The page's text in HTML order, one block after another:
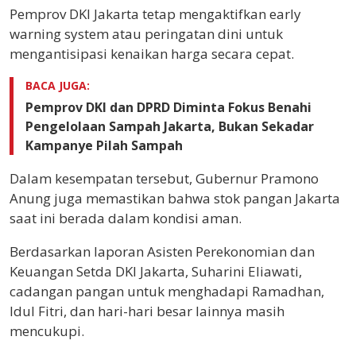
Pemprov DKI Jakarta tetap mengaktifkan early
warning system atau peringatan dini untuk
mengantisipasi kenaikan harga secara cepat.
BACA JUGA:
Pemprov DKI dan DPRD Diminta Fokus Benahi
Pengelolaan Sampah Jakarta, Bukan Sekadar
Kampanye Pilah Sampah
Dalam kesempatan tersebut, Gubernur Pramono
Anung juga memastikan bahwa stok pangan Jakarta
saat ini berada dalam kondisi aman.
Berdasarkan laporan Asisten Perekonomian dan
Keuangan Setda DKI Jakarta, Suharini Eliawati,
cadangan pangan untuk menghadapi Ramadhan,
Idul Fitri, dan hari-hari besar lainnya masih
mencukupi.